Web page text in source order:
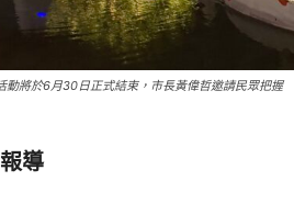
動將於6月30日正式結束，市長黃偉哲邀請民眾把握
導